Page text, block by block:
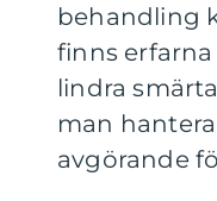
behandling
finns
lindra
man
avgörande